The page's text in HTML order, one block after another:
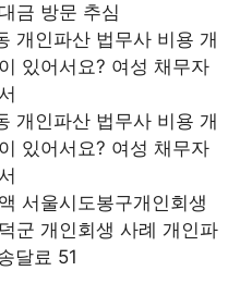
금 방문 추심
개인파산 법무사 비용 개
있어서요? 여성 채무자
개인파산 법무사 비용 개
있어서요? 여성 채무자
서울시도봉구개인회생
군 개인회생 사례 개인파
달료 51